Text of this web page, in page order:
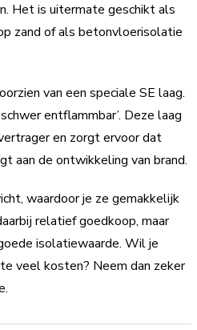
Het is uitermate geschikt als
zand of als betonvloerisolatie
van een speciale SE laag.
entflammbar’. Deze laag
en zorgt ervoor dat
aan de ontwikkeling van brand.
waardoor je ze gemakkelijk
relatief goedkoop, maar
isolatiewaarde. Wil je
veel kosten? Neem dan zeker